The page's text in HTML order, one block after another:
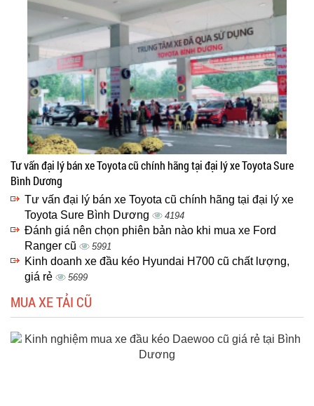
Tư vấn đại lý bán xe Toyota cũ chính hãng tại đại lý xe Toyota Sure
Bình Dương
Tư vấn đại lý bán xe Toyota cũ chính hãng tại đại lý xe
Toyota Sure Bình Dương
4194
Đánh giá nên chọn phiên bản nào khi mua xe Ford
Ranger cũ
5991
Kinh doanh xe đầu kéo Hyundai H700 cũ chất lượng,
giá rẻ
5699
MUA XE TẢI CŨ